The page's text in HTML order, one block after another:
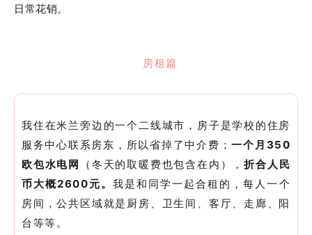
日常花销。
房租篇
我住在米兰旁边的一个二线城市，房子是学校的住房
服务中心联系房东，所以省掉了中介费；一个月350
欧包水电网
（冬天的取暖费也包含在内），折合人民
币大概2600元。 我是和同学一起合租的，每人一个
房间，公共区域就是厨房、卫生间、客厅、走廊、阳
台等等。